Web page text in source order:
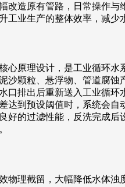
造原有管路，日常操作
业生产的整体效率，减少
原理设计，是工业循环
颗粒、悬浮物、管道腐
排出后重新送入工业循
到预设阈值时，系统会
的过滤性能，反洗完成
理截留，大幅降低水体